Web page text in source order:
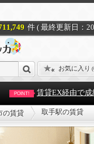
件 ( 最終更新日：
お気に入り (
POINT! 賃貸EX経由で
の賃貸 取手駅の賃貸